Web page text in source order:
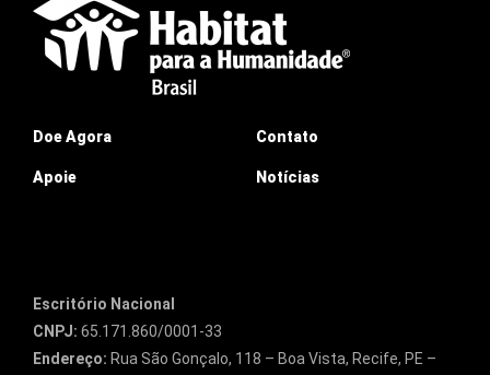
Doe Agora
Apoie
Contato
Notícias
Escritório Nacional
CNPJ: 65.171.860/0001-33
Endereço: Rua São Gonçalo, 118 – Boa Vista, Recife, PE –